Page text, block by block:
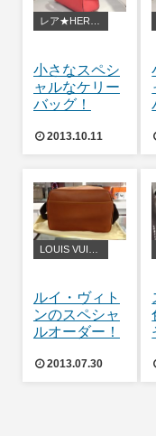
レア★HERMES
小さなスペシ
ャルなケリー
バッグ！
2013.10.11
ルイ・ヴィト
ンのスペシャ
ルオーダー！
2013.07.30